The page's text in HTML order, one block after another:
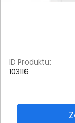
ID Produktu:
103116